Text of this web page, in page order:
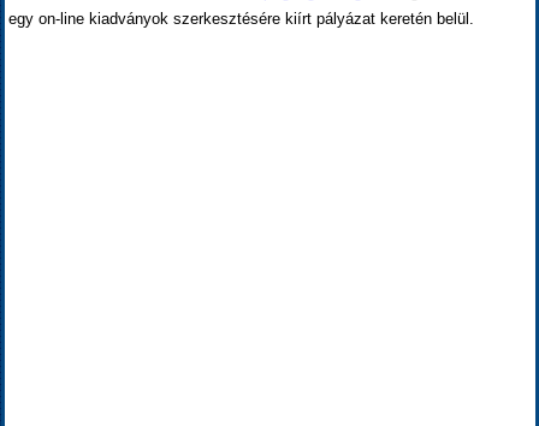
egy on-line kiadványok szerkesztésére kiírt pályázat keretén belül.